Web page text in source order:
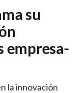
su
empresa-
la innovación